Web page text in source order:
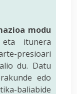
modu
itunera
presioari
du. Datu
edo
baliabide